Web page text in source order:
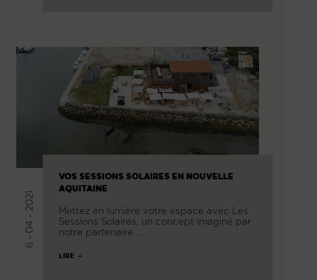
6 - 04 - 2021
VOS SESSIONS SOLAIRES EN NOUVELLE
AQUITAINE
Mettez en lumière votre espace avec Les
Sessions Solaires, un concept imaginé par
notre partenaire …
LIRE